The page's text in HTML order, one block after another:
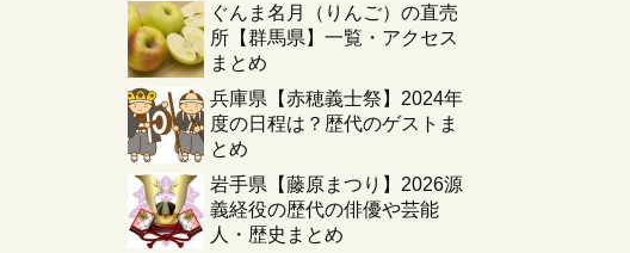
ぐんま名月（りんご）の直売
所【群馬県】一覧・アクセス
まとめ
兵庫県【赤穂義士祭】2024年
度の日程は？歴代のゲストま
とめ
岩手県【藤原まつり】2026源
義経役の歴代の俳優や芸能
人・歴史まとめ